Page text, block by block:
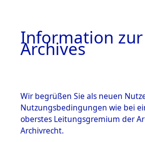
Information
Archives
Wir begrüßen Sie als neuen
Nutzungsbedingungen wie bei
oberstes Leitungsgremium der
Archivrecht.